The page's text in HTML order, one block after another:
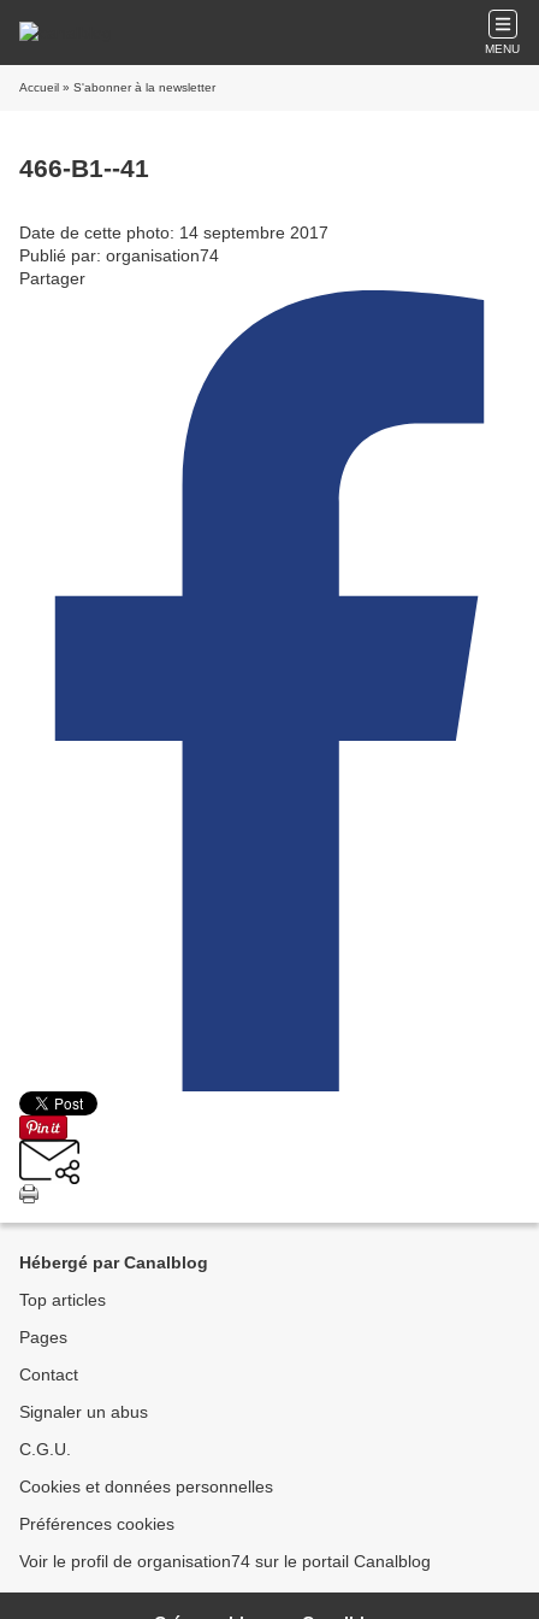
MENU
Accueil » S'abonner à la newsletter
466-B1--41
Date de cette photo: 14 septembre 2017
Publié par: organisation74
Partager
Hébergé par Canalblog
Top articles
Pages
Contact
Signaler un abus
C.G.U.
Cookies et données personnelles
Préférences cookies
Voir le profil de organisation74 sur le portail Canalblog